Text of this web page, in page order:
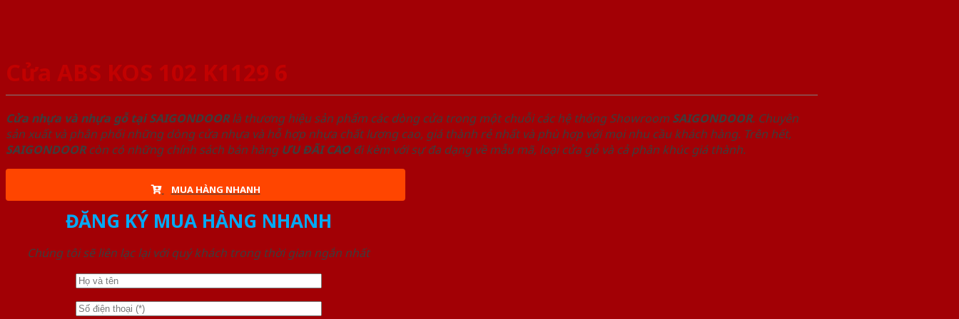
Cửa ABS KOS 102 K1129 6
Cửa nhựa và nhựa gỗ tại SAIGONDOORlà thương hiệu sản phẩm các dòng cửa trong một chuỗi các hệ thống Showroom SAIGONDOOR. Chuyên
sản xuất và phân phối những dòng cửa nhựa và hỗ hợp nhựa chất lượng cao, giá thành rẻ nhất và phù hợp với mọi nhu cầu khách hàng. Trên hết,
SAIGONDOORcòn có những chính sách bán hàng ƯU ĐÃI CAOđi kèm với sự đa dạng về mẫu mã, loại cửa gỗ và cả phân khúc giá thành.
MUA HÀNG NHANH
ĐĂNG KÝ MUA HÀNG NHANH
Chúng tôi sẽ liên lạc lại với quý khách trong thời gian ngắn nhất